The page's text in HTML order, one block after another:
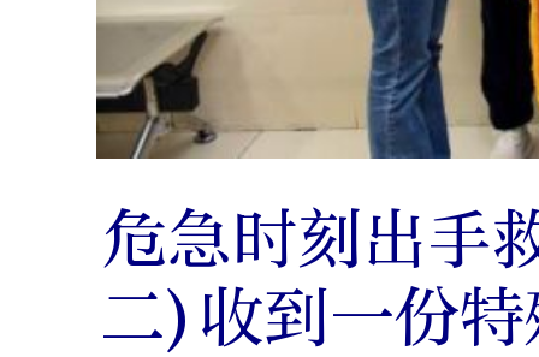
危急时刻出手
二)收到一份